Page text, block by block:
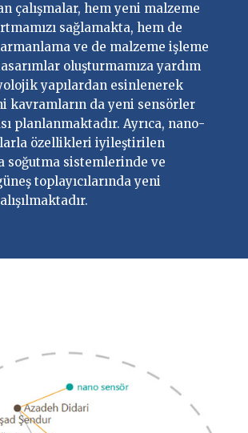
çalışmalar, hem yeni malzeme
sağlamakta, hem de
ve de malzeme işleme
oluşturmamıza yardım
yapılardan esinlenerek
kavramların da yeni sensörler
planlanmaktadır. Ayrıca, nano-
özellikleri iyileştirilen
soğutma sistemlerinde ve
toplayıcılarında yeni